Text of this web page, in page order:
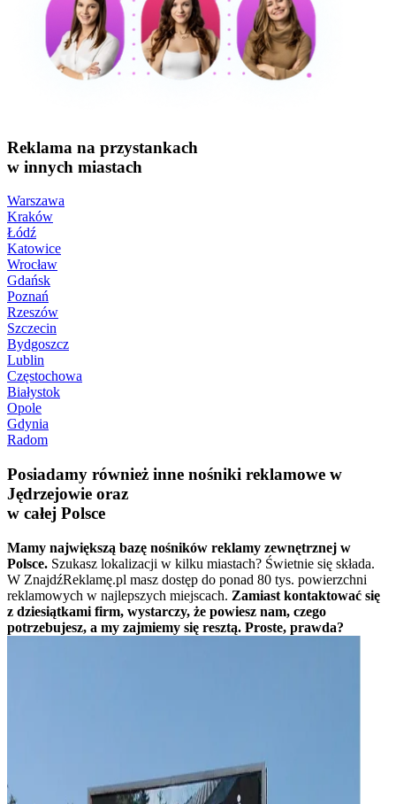
Reklama na przystankach
w innych miastach
Warszawa
Kraków
Łódź
Katowice
Wrocław
Gdańsk
Poznań
Rzeszów
Szczecin
Bydgoszcz
Lublin
Częstochowa
Białystok
Opole
Gdynia
Radom
Posiadamy również inne nośniki reklamowe w
Jędrzejowie oraz
w całej Polsce
Mamy największą bazę nośników reklamy zewnętrznej w
Polsce. Szukasz lokalizacji w kilku miastach? Świetnie się składa.
W ZnajdźReklamę.pl masz dostęp do ponad 80 tys. powierzchni
reklamowych w najlepszych miejscach. Zamiast kontaktować się
z dziesiątkami firm, wystarczy, że powiesz nam, czego
potrzebujesz, a my zajmiemy się resztą. Proste, prawda?